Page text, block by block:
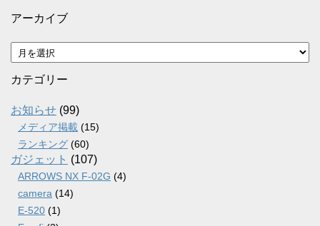
アーカイブ
ア
ー
カ
ブ
カテゴリー
お知らせ (99)
メディア掲載 (15)
ランキング (60)
ガジェット (107)
ARROWS NX F-02G (4)
camera (14)
E-520 (1)